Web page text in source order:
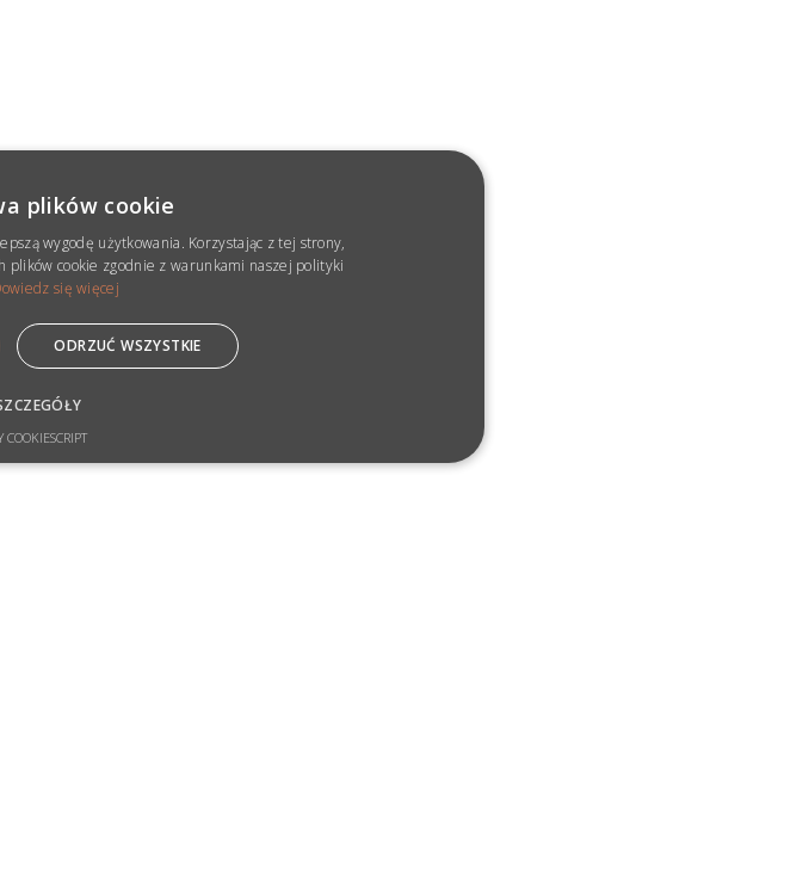
plików cookie
wygodę użytkowania. Korzystając z tej strony,
plików cookie zgodnie z warunkami naszej polityki
się więcej
ODRZUĆ WSZYSTKIE
COOKIESCRIPT